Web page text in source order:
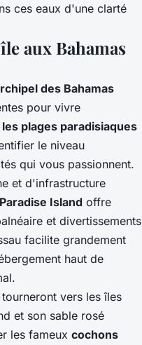
ces eaux d'une clarté
aux Bahamas
des Bahamas
pour vivre
plages paradisiaques
le niveau
qui vous passionnent.
et d'infrastructure
Island offre
et divertissements
facilite grandement
haut de
vers les îles
et son sable rosé
les fameux cochons